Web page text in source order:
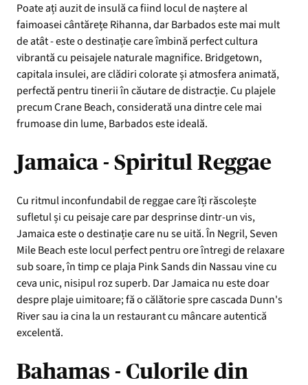
Poate ați auzit de insulă ca fiind locul de naștere al
faimoasei cântărețe Rihanna, dar Barbados este mai mult
de atât - este o destinație care îmbină perfect cultura
vibrantă cu peisajele naturale magnifice. Bridgetown,
capitala insulei, are clădiri colorate și atmosfera animată,
perfectă pentru tinerii în căutare de distracție. Cu plajele
precum Crane Beach, considerată una dintre cele mai
frumoase din lume, Barbados este ideală.
Jamaica - Spiritul Reggae
Cu ritmul inconfundabil de reggae care îți răscolește
sufletul și cu peisaje care par desprinse dintr-un vis,
Jamaica este o destinație care nu se uită. În Negril, Seven
Mile Beach este locul perfect pentru ore întregi de relaxare
sub soare, în timp ce plaja Pink Sands din Nassau vine cu
ceva unic, nisipul roz superb. Dar Jamaica nu este doar
despre plaje uimitoare; fă o călătorie spre cascada Dunn's
River sau ia cina la un restaurant cu mâncare autentică
excelentă.
Bahamas - Culorile din